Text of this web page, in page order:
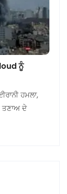
ਨੂੰ
ਹਮਲਾ,
ਤਣਾਅ ਦੇ